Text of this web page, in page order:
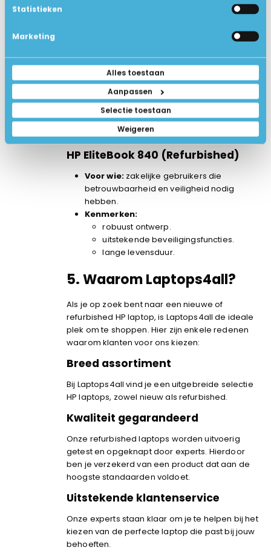
Statistieken
Marketing
Alles toestaan
Aanpassen
Selectie toestaan
Weigeren
Voor wie:gebruikers die zoeken naar een
allround laptop.
Kenmerken:
betaalbare prijs.
ideaal voor dagelijks gebruik.
stabiele prestaties.
HP EliteBook 840 (Refurbished)
Voor wie:zakelijke gebruikers die
betrouwbaarheid en veiligheid nodig
hebben.
Kenmerken:
robuust ontwerp.
uitstekende beveiligingsfuncties.
lange levensduur.
5.Waarom Laptops4all?
Als je op zoek bent naar een nieuwe of
refurbished HP laptop, is Laptops4all de ideale
plek om te shoppen. Hier zijn enkele redenen
waarom klanten voor ons kiezen:
Breed assortiment
Bij Laptops4all vind je een uitgebreide selectie
HP laptops, zowel nieuw als refurbished.
Kwaliteit gegarandeerd
Onze refurbished laptops worden uitvoerig
getest en opgeknapt door experts. Hierdoor
ben je verzekerd van een product dat aan de
hoogste standaarden voldoet.
Uitstekende klantenservice
Onze experts staan klaar om je te helpen bij het
kiezen van de perfecte laptop die past bij jouw
behoeften.